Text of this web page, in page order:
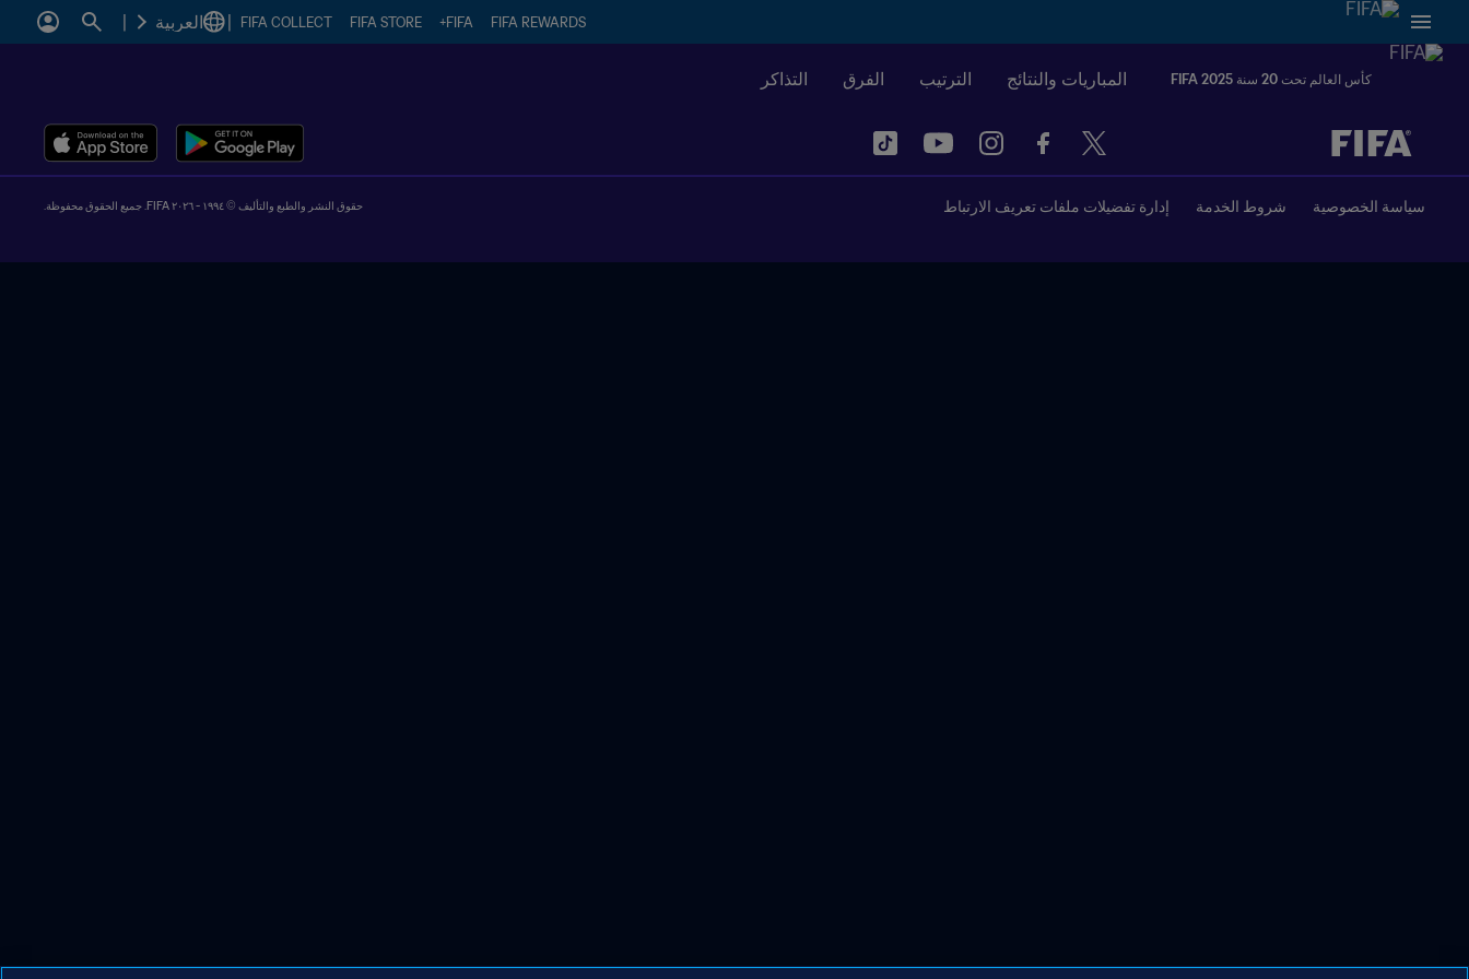
FIFA REWARDS
FIFA+
FIFA STORE
FIFA COLLECT العربية
كأس العالم تحت 20 سنة FIFA 2025 المباريات والنتائج الترتيب الفرق التذاكر
يُحدَّد لاحقاً ضد يُحدَّد لاحقاً
سياسة الخصوصية شروط الخدمة إدارة تفضيلات ملفات تعريف الارتباط حقوق النشر والطبع والتأليف © ١٩٩٤ - ٢٠٢٦ FIFA. جميع الحقوق محفوظة.